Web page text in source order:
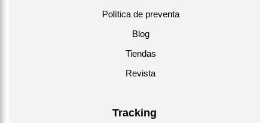
Política de preventa
Blog
Tiendas
Revista
Tracking